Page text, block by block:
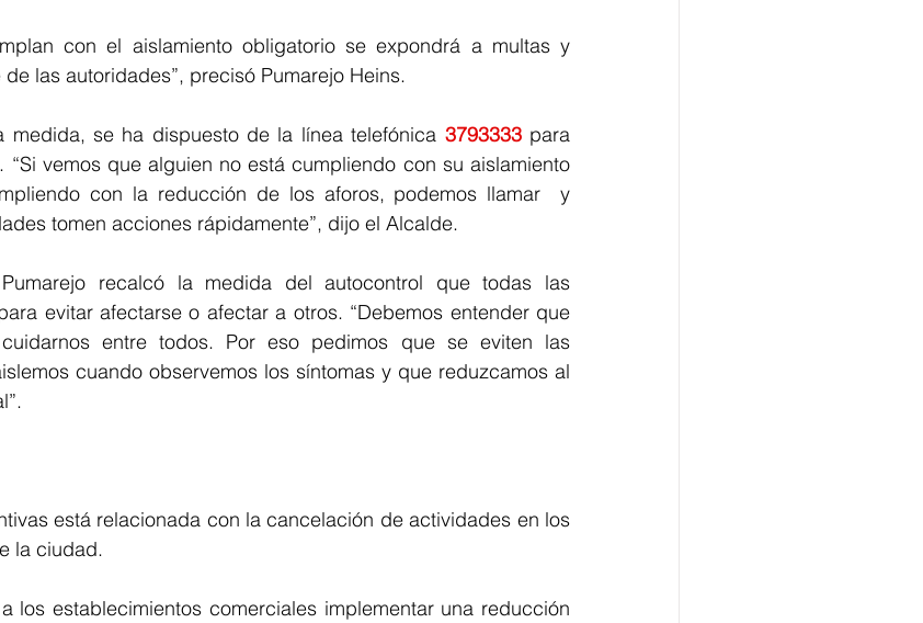
con el aislamiento obligatorio se expondrá a multas y
las autoridades”, precisó Pumarejo Heins.
medida, se ha dispuesto de la línea telefónica 3793333 para
“Si vemos que alguien no está cumpliendo con su aislamiento
con la reducción de los aforos, podemos llamar  y
tomen acciones rápidamente”, dijo el Alcalde.
recalcó la medida del autocontrol que todas las
evitar afectarse o afectar a otros. “Debemos entender que
entre todos. Por eso pedimos que se eviten las
cuando observemos los síntomas y que reduzcamos al
está relacionada con la cancelación de actividades en los
la ciudad.
los establecimientos comerciales implementar una reducción